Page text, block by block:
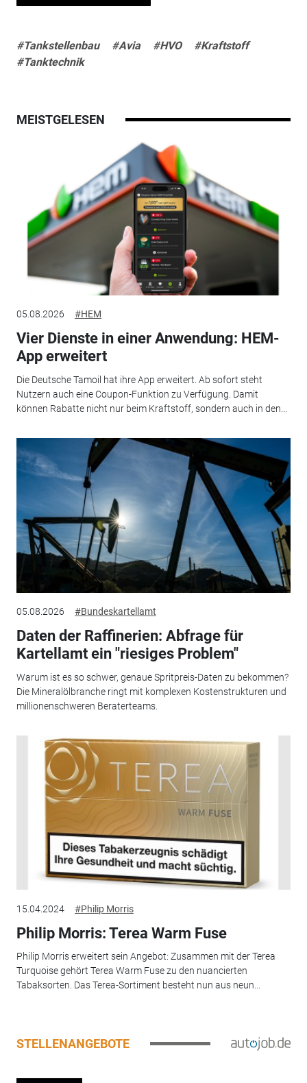
#Tankstellenbau #Avia #HVO
#Kraftstoff
#Tanktechnik
MEISTGELESEN
05.08.2026 #HEM
Vier Dienste in einer Anwendung: HEM-
App erweitert
Die Deutsche Tamoil hat ihre App erweitert. Ab sofort steht
Nutzern auch eine Coupon-Funktion zu Verfügung. Damit
können Rabatte nicht nur beim Kraftstoff, sondern auch in den...
05.08.2026 #Bundeskartellamt
Daten der Raffinerien: Abfrage für
Kartellamt ein "riesiges Problem"
Warum ist es so schwer, genaue Spritpreis-Daten zu bekommen?
Die Mineralölbranche ringt mit komplexen Kostenstrukturen und
millionenschweren Beraterteams.
15.04.2024 #Philip Morris
Philip Morris: Terea Warm Fuse
Philip Morris erweitert sein Angebot: Zusammen mit der Terea
Turquoise gehört Terea Warm Fuse zu den nuancierten
Tabaksorten. Das Terea-Sortiment besteht nun aus neun...
STELLENANGEBOTE